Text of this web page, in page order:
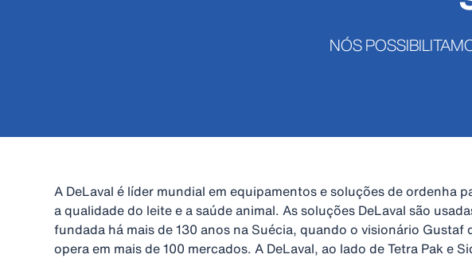
NÓS
A DeLaval é líder mundial em equipamentos e soluções de
a qualidade do leite e a saúde animal. As soluções DeLaval são
fundada há mais de 130 anos na Suécia, quando o visionário
opera em mais de 100 mercados. A DeLaval, ao lado de Tetra Pak e